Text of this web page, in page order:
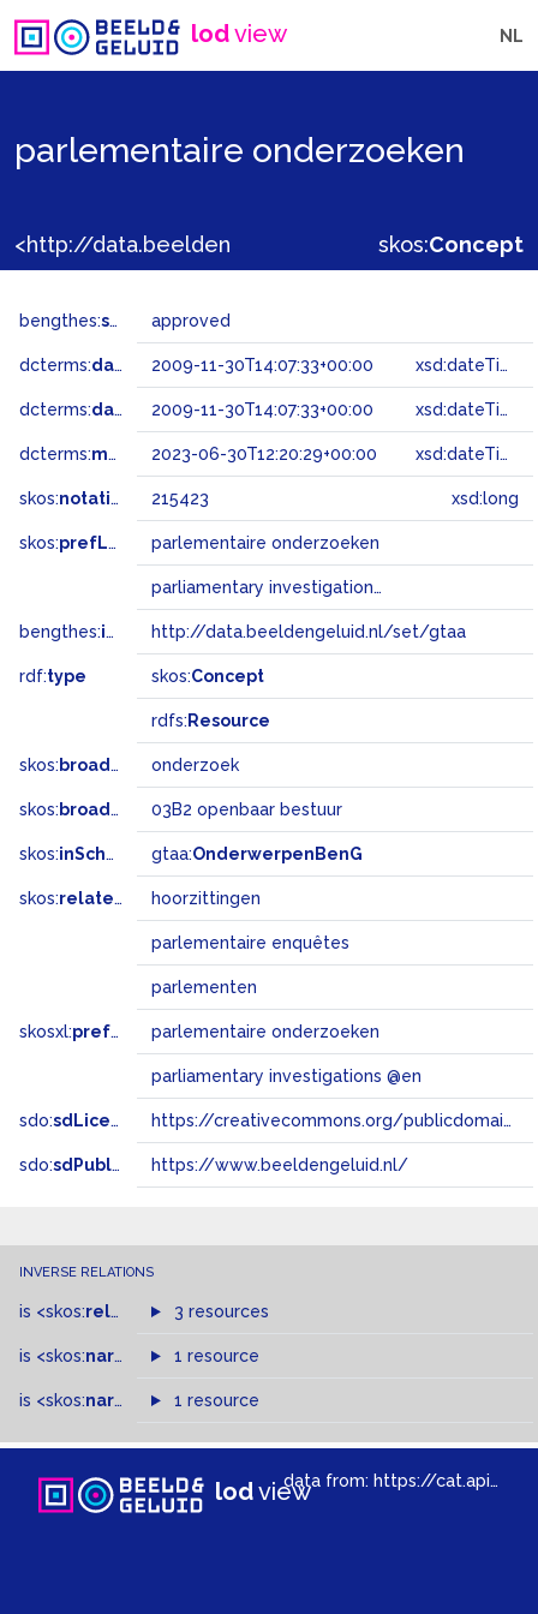
lodview NL
parlementaire onderzoeken
skos:Concept
bengthes:status approved
dcterms:dateAccepted 2009-11-30T14:07:33+00:00 xsd:dateTime
dcterms:dateSubmitted 2009-11-30T14:07:33+00:00 xsd:dateTime
dcterms:modified 2023-06-30T12:20:29+00:00 xsd:dateTime
skos:notation 215423 xsd:long
skos:prefLabel parlementaire onderzoeken
parliamentary investigations @en
bengthes:inSet http://data.beeldengeluid.nl/set/gtaa
rdf:type skos:Concept
rdfs: Resource
skos: broader onderzoek
skos: broadMatch 03B2 openbaar bestuur
skos:inScheme gtaa:OnderwerpenBenG
skos:related hoorzittingen
parlementaire enquêtes
parlementen
skosxl:prefLabel parlementaire onderzoeken
parliamentary investigations @en
sdo:sdLicense https://creativecommons.org/publicdomain/zero/1.0/
sdo:sdPublisher https://www.beeldengeluid.nl/
INVERSE RELATIONS
is <skos:related > of3 resources
is <skos:narrowMatch >of
1 resource
is <skos:narrower >of
1 resource
lodviewdata from: https://cat.apis.beeldengeluid.nl/sparql